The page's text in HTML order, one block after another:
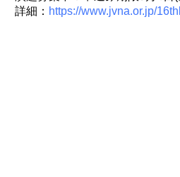
詳細： https://www.jvna.or.jp/